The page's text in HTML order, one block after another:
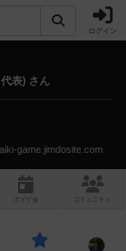
ログイン
表) さん
game.jimdosite.com
ボ ドゲ コミュニティ